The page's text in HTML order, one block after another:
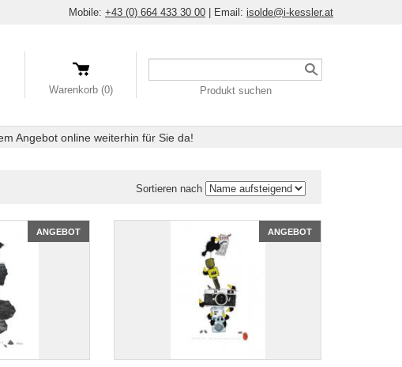
Mobile: +43 (0) 664 433 30 00 | Email: isolde@i-kessler.at
Warenkorb (0)
Produkt
Produkt suchen
Angebot online weiterhin für Sie da!
Sortieren nach
ANGEBOT ANGEBOT